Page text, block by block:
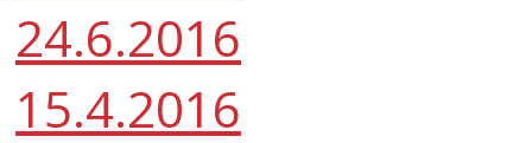
24.6.2016
15.4.2016